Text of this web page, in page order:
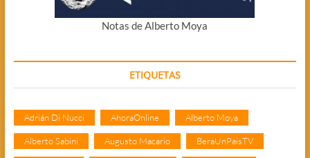
Notas de Alberto Moya
ETIQUETAS
Adrián Di Nucci AhoraOnline Alberto Moya
Alberto Sabini Augusto Macario BeraUnPaisTV